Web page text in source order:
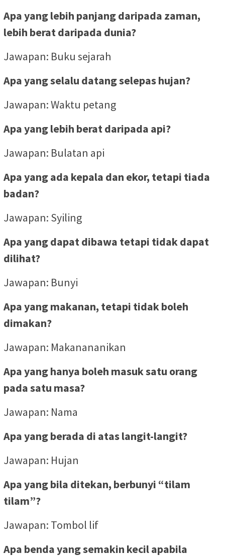
Apa yang lebih panjang daripada zaman,
lebih berat daripada dunia?
Jawapan: Buku sejarah
Apa yang selalu datang selepas hujan?
Jawapan: Waktu petang
Apa yang lebih berat daripada api?
Jawapan: Bulatan api
Apa yang ada kepala dan ekor, tetapi tiada
badan?
Jawapan: Syiling
Apa yang dapat dibawa tetapi tidak dapat
dilihat?
Jawapan: Bunyi
Apa yang makanan, tetapi tidak boleh
dimakan?
Jawapan: Makanananikan
Apa yang hanya boleh masuk satu orang
pada satu masa?
Jawapan: Nama
Apa yang berada di atas langit-langit?
Jawapan: Hujan
Apa yang bila ditekan, berbunyi “tilam
tilam”?
Jawapan: Tombol lif
Apa benda yang semakin kecil apabila